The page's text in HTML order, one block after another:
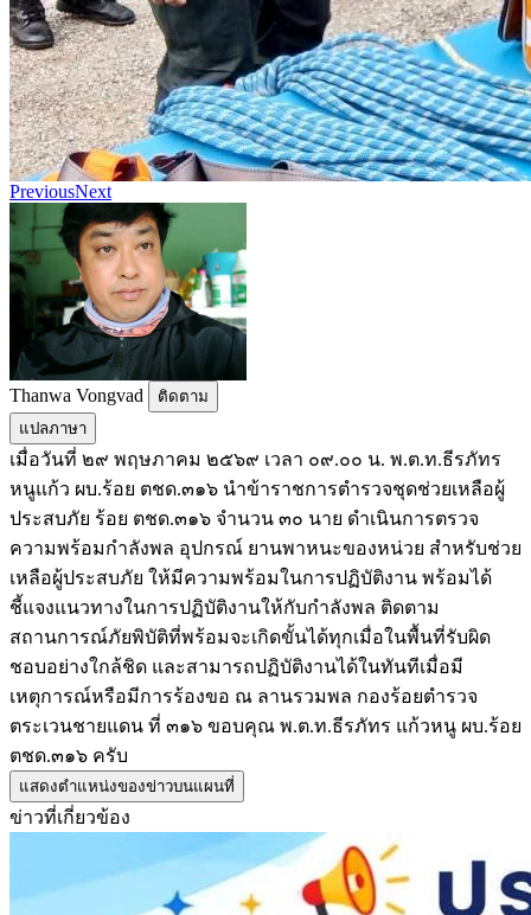
PreviousNext
Thanwa Vongvad
ติดตาม
แปลภาษา
เมื่อวันที่ ๒๙ พฤษภาคม ๒๕๖๙ เวลา ๐๙.๐๐ น. พ.ต.ท.ธีรภัทร
หนูแก้ว ผบ.ร้อย ตชด.๓๑๖ นำข้าราชการตำรวจชุดช่วยเหลือผู้
ประสบภัย ร้อย ตชด.๓๑๖ จำนวน ๓๐ นาย ดำเนินการตรวจ
ความพร้อมกำลังพล อุปกรณ์ ยานพาหนะของหน่วย สำหรับช่วย
เหลือผู้ประสบภัย ให้มีความพร้อมในการปฏิบัติงาน พร้อมได้
ชี้แจงแนวทางในการปฏิบัติงานให้กับกำลังพล ติดตาม
สถานการณ์ภัยพิบัติที่พร้อมจะเกิดขั้นได้ทุกเมื่อในพื้นที่รับผิด
ชอบอย่างใกล้ชิด และสามารถปฏิบัติงานได้ในทันทีเมื่อมี
เหตุการณ์หรือมีการร้องขอ ณ ลานรวมพล กองร้อยตำรวจ
ตระเวนชายแดน ที่ ๓๑๖ ขอบคุณ พ.ต.ท.ธีรภัทร แก้วหนู ผบ.ร้อย
ตชด.๓๑๖ ครับ
แสดงตำแหน่งของข่าวบนแผนที่
ข่าวที่เกี่ยวข้อง